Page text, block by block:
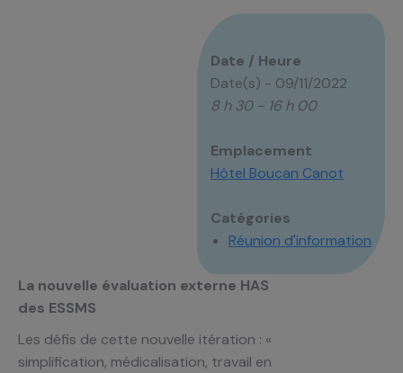
Date / Heure
Date(s) - 09/11/2022
8 h 30 - 16 h 00
Emplacement
Hôtel Boucan Canot
Catégories
Réunion d'information
La nouvelle évaluation externe HAS
des ESSMS
Les défis de cette nouvelle itération : «
simplification, médica­lisation, travail en